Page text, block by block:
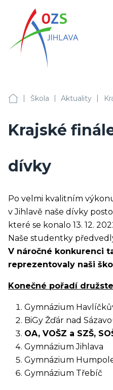
OA, VOŠZ a SZŠ, SOŠS
| Škola | Aktuality |
Krajské
dívky
Po velmi kvalitním
v Jihlavě naše dívky
které se konalo 13. 12.
Naše studentky
V náročné konkurenci
reprezentovaly naši
Konečné pořadí
Gymnázium
BiGy Žďár nad
OA, VOŠZ a SZŠ,
Gymnázium Jihlava
Gymnázium
Gymnázium Třebíč